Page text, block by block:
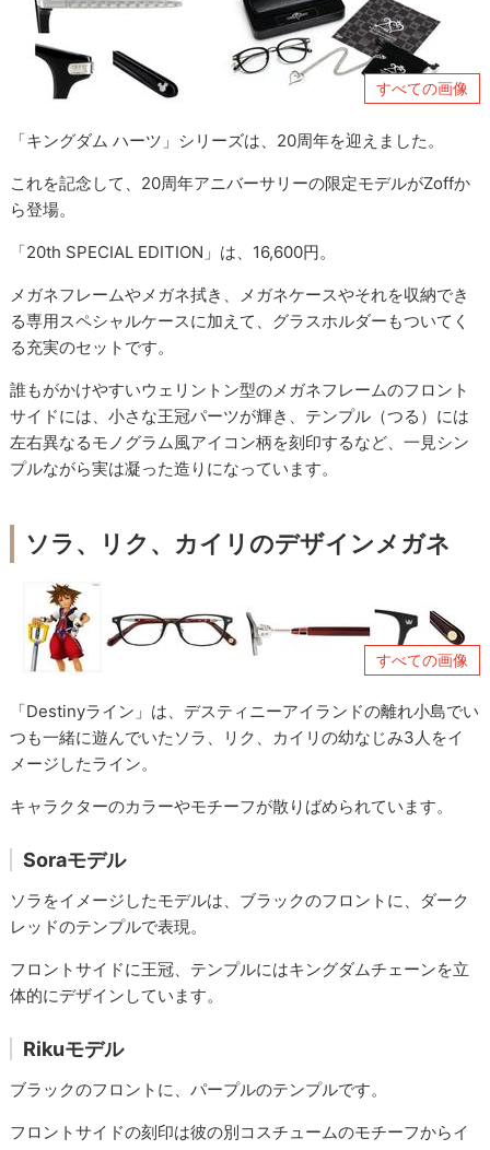
すべての画像
「キングダム ハーツ」シリーズは、20周年を迎えました。
これを記念して、20周年アニバーサリーの限定モデルがZoffか
ら登場。
「20th SPECIAL EDITION」は、16,600円。
メガネフレームやメガネ拭き、メガネケースやそれを収納でき
る専用スペシャルケースに加えて、グラスホルダーもついてく
る充実のセットです。
誰もがかけやすいウェリントン型のメガネフレームのフロント
サイドには、小さな王冠パーツが輝き、テンプル（つる）には
左右異なるモノグラム風アイコン柄を刻印するなど、一見シン
プルながら実は凝った造りになっています。
ソラ、リク、カイリのデザインメガネ
すべての画像
「Destinyライン」は、デスティニーアイランドの離れ小島でい
つも一緒に遊んでいたソラ、リク、カイリの幼なじみ3人をイ
メージしたライン。
キャラクターのカラーやモチーフが散りばめられています。
Soraモデル
ソラをイメージしたモデルは、ブラックのフロントに、ダーク
レッドのテンプルで表現。
フロントサイドに王冠、テンプルにはキングダムチェーンを立
体的にデザインしています。
Rikuモデル
ブラックのフロントに、パープルのテンプルです。
フロントサイドの刻印は彼の別コスチュームのモチーフからイ